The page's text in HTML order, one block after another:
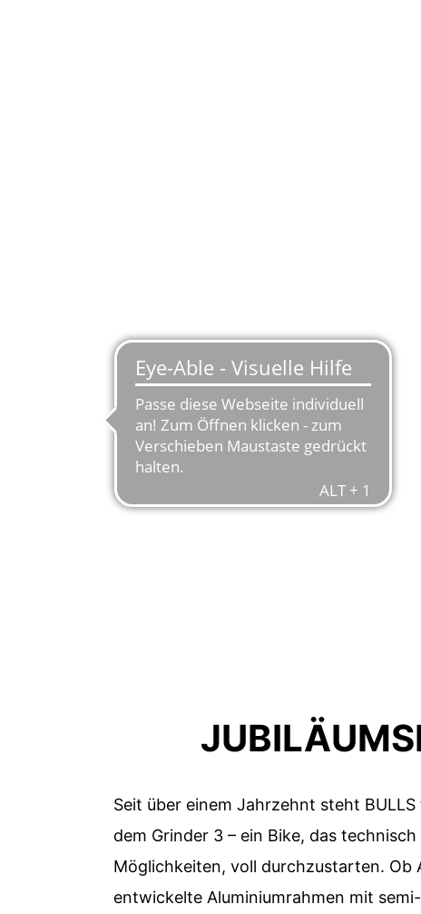
Seit über einem Jahrzehnt steht
dem Grinder 3 – ein Bike, das
Möglichkeiten, voll durchzustarten. Ob
entwickelte Aluminiumrahmen mit